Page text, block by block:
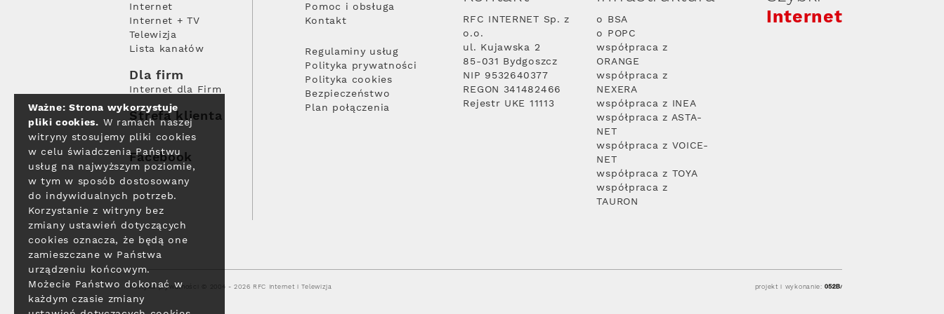
Internet
Internet + TV
Telewizja
Lista kanałów
Dla firm
Internet dla Firm
Strefa klienta
Facebook
Pomoc i obsługa
Kontakt
Regulaminy usług
Polityka prywatności
Polityka cookies
Bezpieczeństwo
Plan połączenia
RFC INTERNET Sp. z
o.o.
ul. Kujawska 2
85-031 Bydgoszcz
NIP 9532640377
REGON 341482466
Rejestr UKE 11113
o BSA
o POPC
współpraca z
ORANGE
współpraca z
NEXERA
współpraca z INEA
współpraca z ASTA-
NET
współpraca z VOICE-
NET
współpraca z TOYA
współpraca z
TAURON
Internet
Polityka prywatności © 2004 - 2026 RFC Internet i Telewizja projekt i wykonanie:
Ważne: Strona wykorzystuje
pliki cookies. W ramach naszej
witryny stosujemy pliki cookies
w celu świadczenia Państwu
usług na najwyższym poziomie,
w tym w sposób dostosowany
do indywidualnych potrzeb.
Korzystanie z witryny bez
zmiany ustawień dotyczących
cookies oznacza, że będą one
zamieszczane w Państwa
urządzeniu końcowym.
Możecie Państwo dokonać w
każdym czasie zmiany